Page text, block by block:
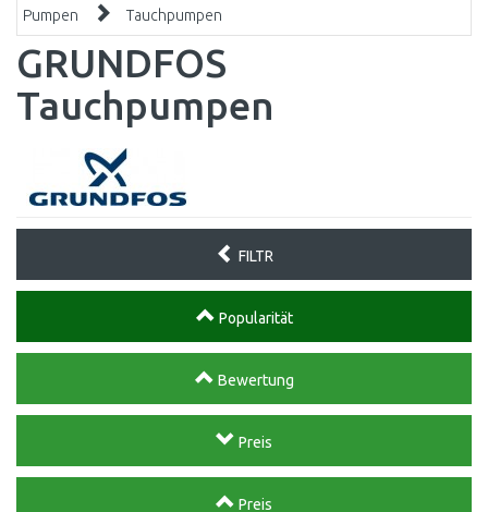
Pumpen
Tauchpumpen
GRUNDFOS
Tauchpumpen
FILTR
Popularität
Bewertung
Preis
Preis